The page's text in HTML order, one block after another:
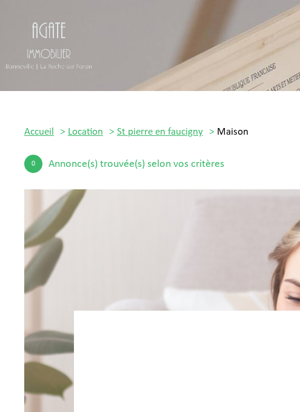
Accueil Location St pierre en faucigny Maison
0 Annonce(s) trouvée(s) selon vos critères